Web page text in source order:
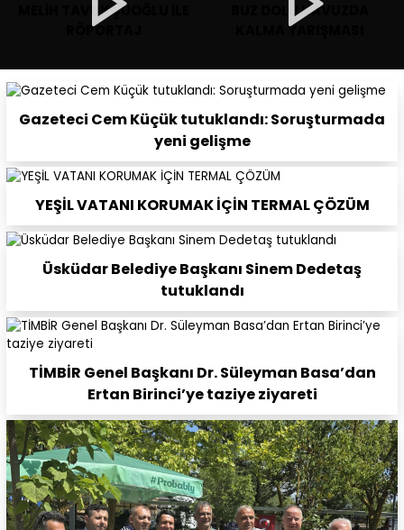
MELİH TAVUKÇUOĞLU İLE
RÖPORTAJ
BUZ DOLU HAVUZDA
KALMA YARIŞMASI
Gazeteci Cem Küçük tutuklandı: Soruşturmada
yeni gelişme
YEŞİL VATANI KORUMAK İÇİN TERMAL ÇÖZÜM
Üsküdar Belediye Başkanı Sinem Dedetaş
tutuklandı
TİMBİR Genel Başkanı Dr. Süleyman Basa’dan
Ertan Birinci’ye taziye ziyareti